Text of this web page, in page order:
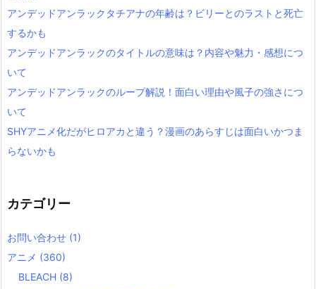
アンデッドアンラックタチアナの年齢は？ビリーとのラストと死亡
するかも
アンデッドアンラックのタイトルの意味は？内容や魅力・感想につ
いて
アンデッドアンラックのループ解説！面白い理由や風子の強さにつ
いて
SHYアニメ化だがヒロアカと違う？漫画のあらすじは面白いかつま
らないかも
カテゴリー
お問い合わせ (1)
アニメ (360)
BLEACH (8)